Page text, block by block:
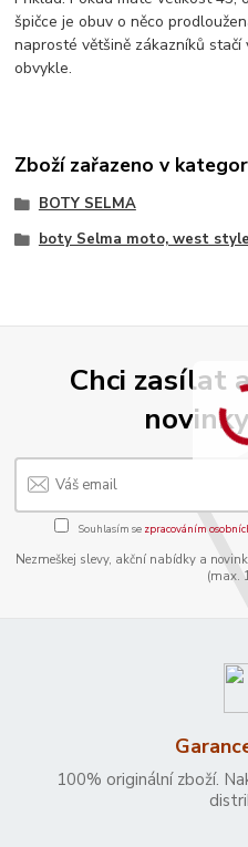
špičce je obuv o něco
naprosté většině zákazníků
obvykle.
Zboží zařazeno v
BOTY SELMA
boty Selma moto, west style
Chci zasílat
Souhlasím se zpracováním
Nezmeškej slevy, akční nabídky a
(max.
100% originální zboží.